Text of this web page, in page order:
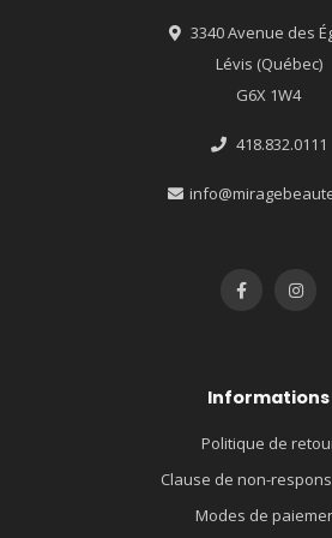
3340 Avenue des
Lévis (Québec)
G6X 1W4
418.832.0111
Informations
Politique de
Clause de non-
Modes de